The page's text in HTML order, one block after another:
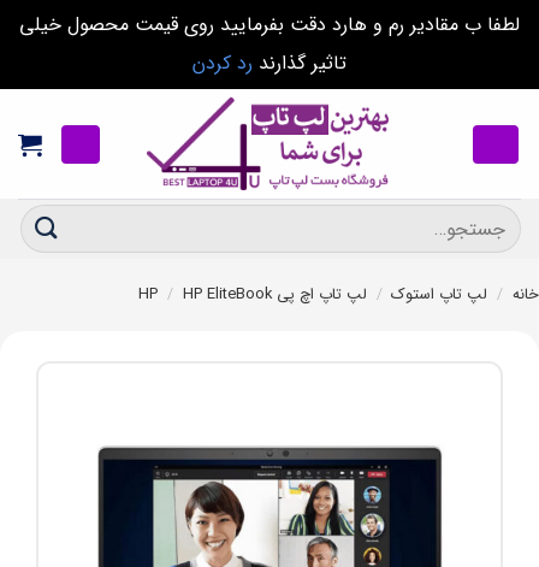
لطفا ب مقادیر رم و هارد دقت بفرمایید روی قیمت محصول خیلی
تاثیر گذارند رد کردن
content
جستجو
برای:
خانه / لپ تاپ استوک / لپ تاپ اچ پی HP / HP EliteBook